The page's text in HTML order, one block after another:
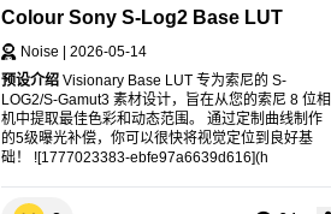
Colour Sony S-Log2 Base LUT
Noise
2026-05-14
预设介绍 Visionary Base LUT 专为索尼的 S-
LOG2/S-Gamut3 素材设计，旨在从您的索尼 8 位相
机中提取最佳色彩和动态范围。 通过定制曲线制作
的5级曝光补偿，你可以很快将视觉定位到良好基
础！ ![1777023383-ebfe97a6639d616](h